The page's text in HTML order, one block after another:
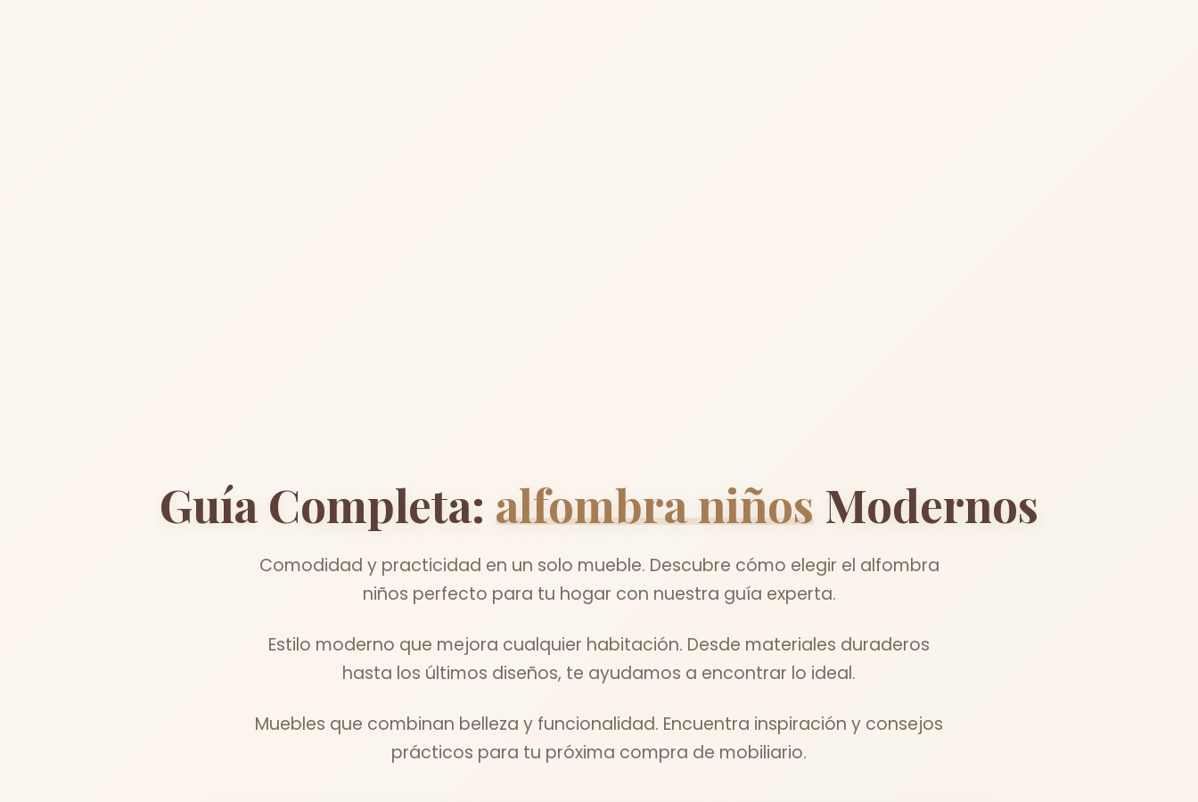
Guía Completa: alfombra niños Modernos
Comodidad y practicidad en un solo mueble. Descubre cómo elegir el alfombra
niños perfecto para tu hogar con nuestra guía experta.
Estilo moderno que mejora cualquier habitación. Desde materiales duraderos
hasta los últimos diseños, te ayudamos a encontrar lo ideal.
Muebles que combinan belleza y funcionalidad. Encuentra inspiración y consejos
prácticos para tu próxima compra de mobiliario.